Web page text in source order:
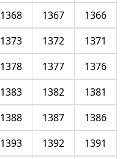
1366
1367
1368
1371
1372
1373
1376
1377
1378
1381
1382
1383
1386
1387
1388
1391
1392
1393